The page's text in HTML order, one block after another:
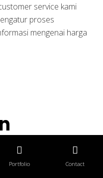
service kami
proses
mengenai harga
pembayaran sesuai
oleh pihak kami. Anda
Portfolio Contact